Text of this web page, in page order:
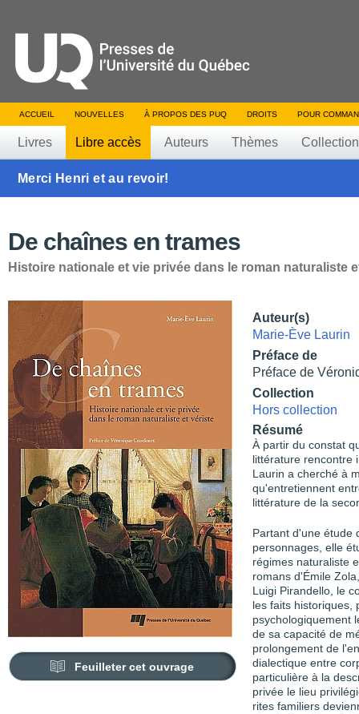
ACCUEIL NOUVELLES À PROPOS DES PUQ DROITS POUR
Livres Libre accès Auteurs Thèmes
Merci Henri et au revoir!
De chaînes en trames
Histoire nationale et vie privée dans le roman naturaliste
Feuilleter cet ouvrage
Auteur(s)
Marie-Ève Laurin
Préface de
Préface de
Collection
Hors collection
Résumé
À partir du constat
littérature rencontre
Laurin a cherché à
qu'entretiennent
littérature de la
Partant d'une étude
personnages, elle
régimes naturaliste
romans d'Émile
Luigi Pirandello, le
les faits historiques,
psychologiquement
de sa capacité de
prolongement de
dialectique entre
particulière à la
privée le lieu
rites familiers